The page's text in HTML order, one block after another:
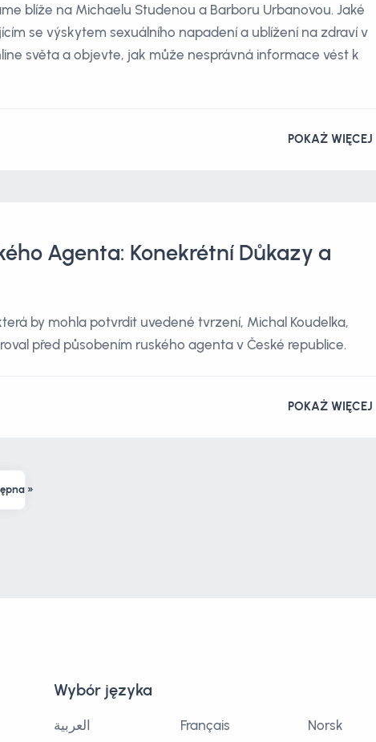
blíže na Michaelu Studenou a Barboru Urbanovou. Jaké
se výskytem sexuálního napadení a ublížení na zdraví v
světa a objevte, jak může nesprávná informace vést k
POKAŻ WIĘCEJ
Agenta: Konekrétní Důkazy a
by mohla potvrdit uvedené tvrzení, Michal Koudelka,
před působením ruského agenta v České republice.
POKAŻ WIĘCEJ
»
Wybór języka
العربية Français Norsk